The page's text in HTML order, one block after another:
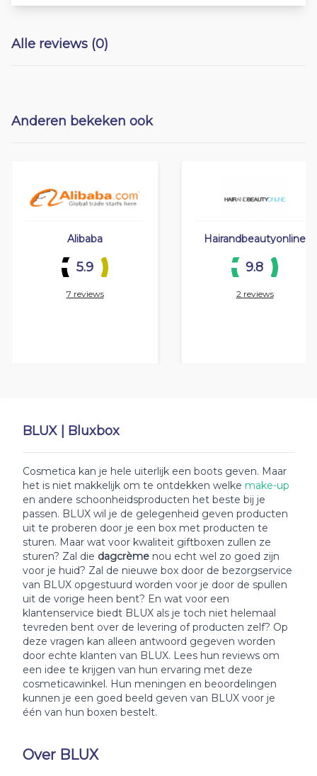
BLUX | Bluxbox
Cosmetica kan je hele uiterlijk een boots geven. Maar
het is niet makkelijk om te ontdekken welke make-up
en andere schoonheidsproducten het beste bij je
passen. BLUX wil je de gelegenheid geven producten
uit te proberen door je een box met producten te
sturen. Maar wat voor kwaliteit giftboxen zullen ze
sturen? Zal die dagcrème nou echt wel zo goed zijn
voor je huid? Zal de nieuwe box door de bezorgservice
van BLUX opgestuurd worden voor je door de spullen
uit de vorige heen bent? En wat voor een
klantenservice biedt BLUX als je toch niet helemaal
tevreden bent over de levering of producten zelf? Op
deze vragen kan alleen antwoord gegeven worden
door echte klanten van BLUX. Lees hun reviews om
een idee te krijgen van hun ervaring met deze
cosmeticawinkel. Hun meningen en beoordelingen
kunnen je een goed beeld geven van BLUX voor je
één van hun boxen bestelt.
Over BLUX
Alle reviews (0)
Anderen bekeken ook
Alibaba
5.9
7 reviews
Hairandbeautyonline
9.8
2 reviews